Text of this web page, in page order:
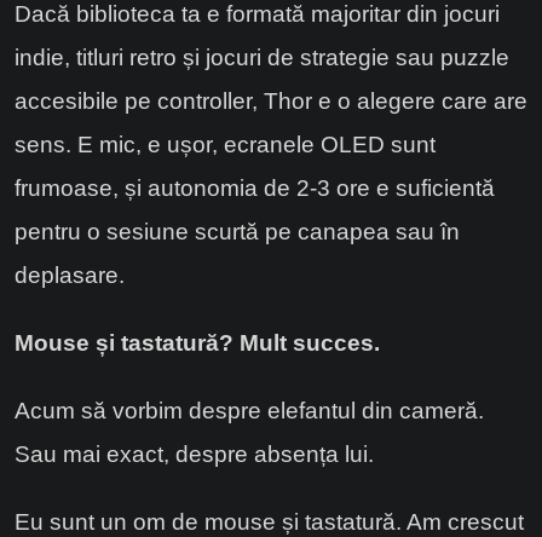
Dacă biblioteca ta e formată majoritar din jocuri
indie, titluri retro și jocuri de strategie sau puzzle
accesibile pe controller, Thor e o alegere care are
sens. E mic, e ușor, ecranele OLED sunt
frumoase, și autonomia de 2-3 ore e suficientă
pentru o sesiune scurtă pe canapea sau în
deplasare.
Mouse și tastatură? Mult succes.
Acum să vorbim despre elefantul din cameră.
Sau mai exact, despre absența lui.
Eu sunt un om de mouse și tastatură. Am crescut